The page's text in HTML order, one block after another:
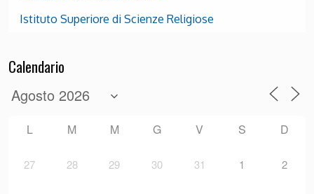
Istituto Superiore di Scienze Religiose
Calendario
L M M G V S D
27 28 29 30 31 1 2